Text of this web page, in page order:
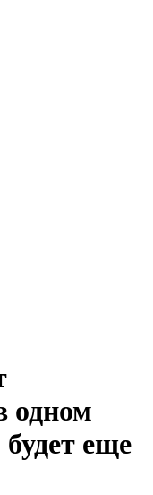
одном
еще